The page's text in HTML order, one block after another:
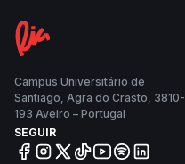
Campus Universitário de
Santiago, Agra do Crasto, 3810-
193 Aveiro – Portugal
SEGUIR